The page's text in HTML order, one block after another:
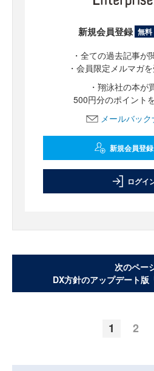
新規会員登録 無料
・全ての過去記事が
・会員限定メルマガ
・翔泳社の本が
500円分のポイント
メールバッ
新規会員登録
ログイ
次のペー
DX方針のアップデート版
1 2